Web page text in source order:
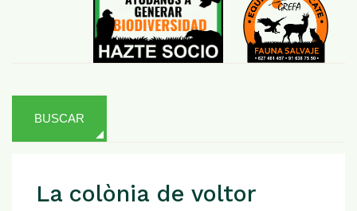
BUSCAR
La colònia de voltor